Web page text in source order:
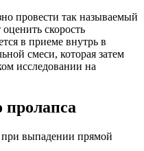
провести так называемый
скорость
в приеме внутрь в
смеси, которая затем
исследовании на
пролапса